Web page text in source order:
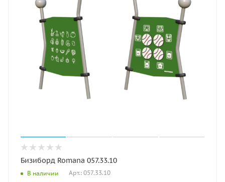
Бизиборд Romana 057.33.10
В наличии Арт.: 057.33.10